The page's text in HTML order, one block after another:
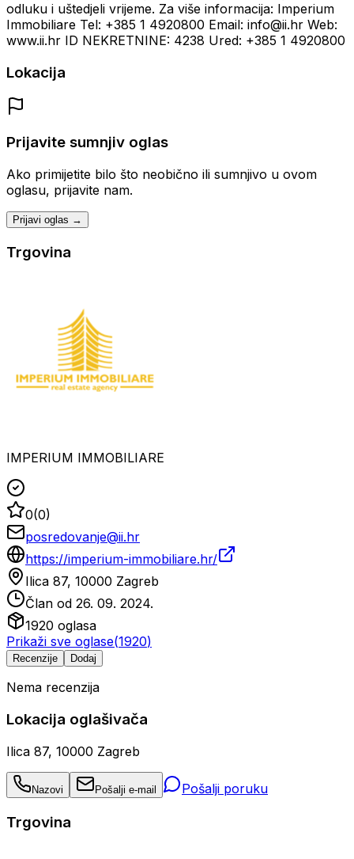
odluku i uštedjeli vrijeme. Za više informacija: Imperium
Immobiliare Tel: +385 1 4920800 Email: info@ii.hr Web:
www.ii.hr ID NEKRETNINE: 4238 Ured: +385 1 4920800
Lokacija
Prijavite sumnjiv oglas
Ako primijetite bilo što neobično ili sumnjivo u ovom
oglasu, prijavite nam.
Prijavi oglas →
Trgovina
IMPERIUM IMMOBILIARE
0(0)
posredovanje@ii.hr
https://imperium-immobiliare.hr/
Ilica 87, 10000 Zagreb
Član od 26. 09. 2024.
1920 oglasa
Prikaži sve oglase(1920)
Recenzije Dodaj
Nema recenzija
Lokacija oglašivača
Ilica 87, 10000 Zagreb
Nazovi Pošalji e-mail Pošalji poruku
Trgovina